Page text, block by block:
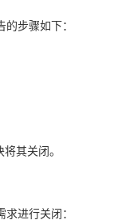
步骤如下：
其关闭。
进行关闭：